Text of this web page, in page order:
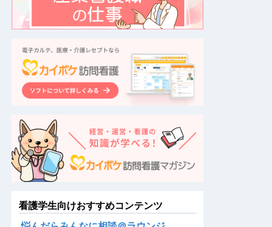
看護学生向けおすすめコンテンツ